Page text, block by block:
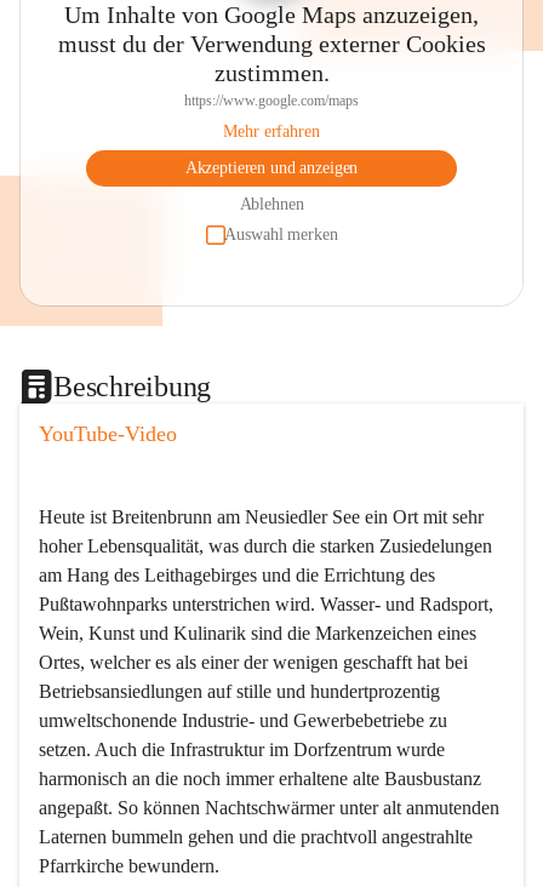
Um Inhalte von Google Maps anzuzeigen,
musst du der Verwendung externer Cookies
zustimmen.
https://www.google.com/maps
Mehr erfahren
Akzeptieren und anzeigen
Ablehnen
Auswahl merken
Beschreibung
YouTube-Video
Heute ist Breitenbrunn am Neusiedler See ein Ort mit sehr
hoher Lebensqualität, was durch die starken Zusiedelungen
am Hang des Leithagebirges und die Errichtung des
Pußtawohnparks unterstrichen wird. Wasser- und Radsport,
Wein, Kunst und Kulinarik sind die Markenzeichen eines
Ortes, welcher es als einer der wenigen geschafft hat bei
Betriebsansiedlungen auf stille und hundertprozentig
umweltschonende Industrie- und Gewerbebetriebe zu
setzen. Auch die Infrastruktur im Dorfzentrum wurde
harmonisch an die noch immer erhaltene alte Bausbustanz
angepaßt. So können Nachtschwärmer unter alt anmutenden
Laternen bummeln gehen und die prachtvoll angestrahlte
Pfarrkirche bewundern.